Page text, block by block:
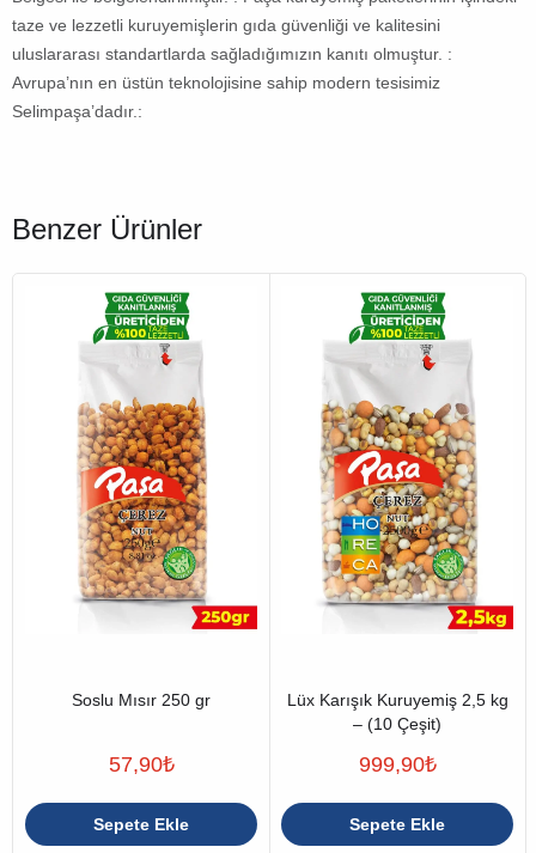
taze ve lezzetli kuruyemişlerin gıda güvenliği ve kalitesini
uluslararası standartlarda sağladığımızın kanıtı olmuştur. :
Avrupa’nın en üstün teknolojisine sahip modern tesisimiz
Selimpaşa’dadır.:
Benzer Ürünler
Soslu Mısır 250 gr
57,90₺
Sepete Ekle
Lüx Karışık Kuruyemiş 2,5 kg
– (10 Çeşit)
999,90₺
Sepete Ekle